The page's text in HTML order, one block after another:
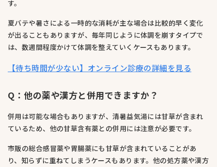
す。
夏バテや暑さによる一時的な消耗が主な場合は比較的早く変化
が出ることもありますが、毎年同じように体調を崩すタイプで
は、数週間程度かけて体調を整えていくケースもあります。
【待ち時間が少ない】オンライン診療の詳細を見る
Q：他の薬や漢方と併用できますか？
併用は可能な場合もありますが、清暑益気湯には甘草が含まれ
ているため、他の甘草含有薬との併用には注意が必要です。
市販の総合感冒薬や胃腸薬にも甘草が含まれていることがあ
り、知らずに重ねてしまうケースもあります。他の処方薬や漢方